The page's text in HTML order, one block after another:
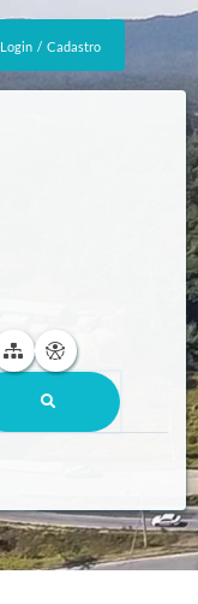
Login / Cadastro